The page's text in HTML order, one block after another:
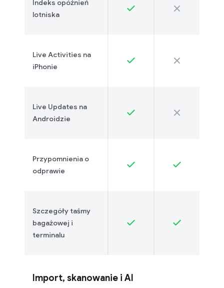
Indeks opóźnień
lotniska
Live Activities na
iPhonie
Live Updates na
Androidzie
Przypomnienia o
odprawie
Szczegóły taśmy
bagażowej i
terminalu
Import, skanowanie i AI